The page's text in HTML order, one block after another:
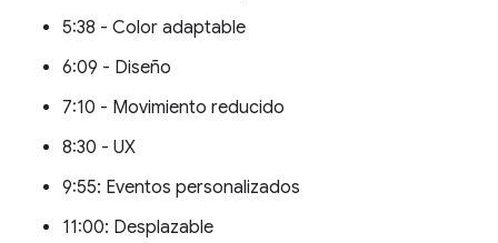
5:38 - Color adaptable
6:09 - Diseño
7:10 - Movimiento reducido
8:30 - UX
9:55: Eventos personalizados
11:00: Desplazable